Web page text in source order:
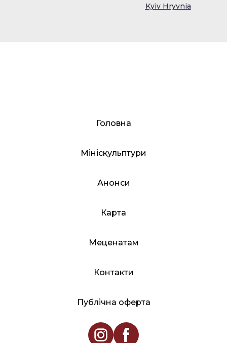
Kyiv Hryvnia
Головна
Мініскульптури
Анонси
Карта
Меценатам
Контакти
Публічна оферта